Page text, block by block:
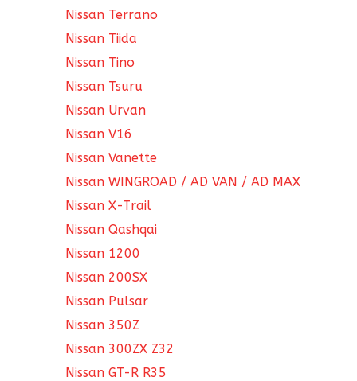
Nissan Terrano
Nissan Tiida
Nissan Tino
Nissan Tsuru
Nissan Urvan
Nissan V16
Nissan Vanette
Nissan WINGROAD / AD VAN / AD MAX
Nissan X-Trail
Nissan Qashqai
Nissan 1200
Nissan 200SX
Nissan Pulsar
Nissan 350Z
Nissan 300ZX Z32
Nissan GT-R R35